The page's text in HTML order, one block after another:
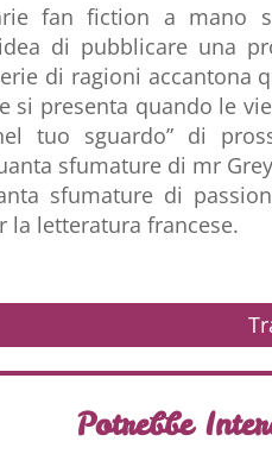
fan fiction a mano
di pubblicare una
di ragioni accantona
presenta quando le
tuo sguardo” di
sfumature di mr
sfumature di
la letteratura francese.
Potrebbe